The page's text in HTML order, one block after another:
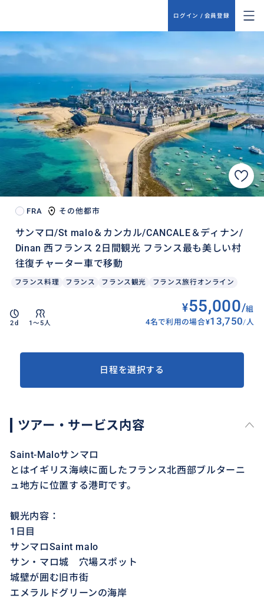
ログイン / 会員登録
FRA その他都市
サンマロ/St malo＆カンカル/CANCALE＆ディナン/
Dinan 西フランス 2日間観光 フランス最も美しい村
往復チャーター車で移動
フランス料理 フランス フランス観光 フランス旅行オンライン
2d 1〜5人
¥55,000/組
4名で利用の場合¥13,750/人
日程を選択する
ツアー・サービス内容
Saint-Maloサンマロ
とはイギリス海峡に面したフランス北西部ブルターニ
ュ地方に位置する港町です。
観光内容：
1日目
サンマロSaint malo
サン・マロ城 穴場スポット
城壁が囲む旧市街
エメラルドグリーンの海岸